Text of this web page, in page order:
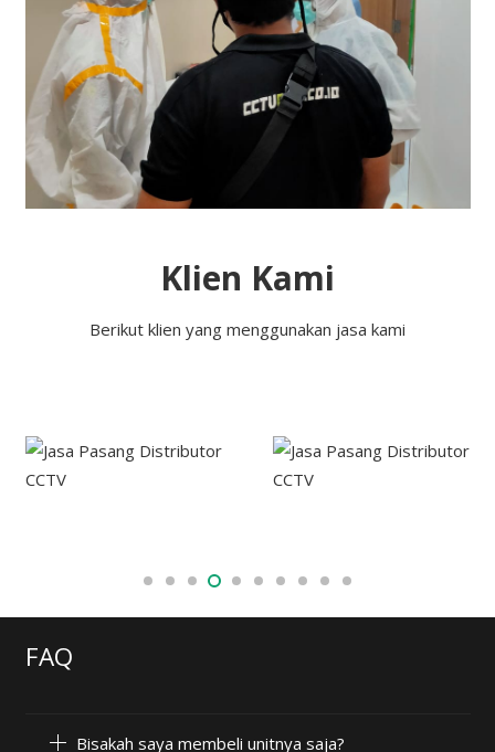
Klien Kami
Berikut klien yang menggunakan jasa kami
FAQ
Bisakah saya membeli unitnya saja?